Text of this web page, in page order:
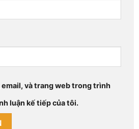
và trang web trong trình
luận kế tiếp của tôi.